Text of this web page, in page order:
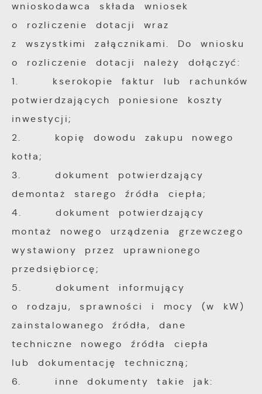
wnioskodawca składa wniosek
o rozliczenie dotacji wraz
z wszystkimi załącznikami. Do wniosku
o rozliczenie dotacji należy dołączyć:
1. kserokopie faktur lub rachunków
potwierdzających poniesione koszty
inwestycji;
2. kopię dowodu zakupu nowego
kotła;
3. dokument potwierdzający
demontaż starego źródła ciepła;
4. dokument potwierdzający
montaż nowego urządzenia grzewczego
wystawiony przez uprawnionego
przedsiębiorcę;
5. dokument informujący
o rodzaju, sprawności i mocy (w kW)
zainstalowanego źródła, dane
techniczne nowego źródła ciepła
lub dokumentację techniczną;
6. inne dokumenty takie jak: